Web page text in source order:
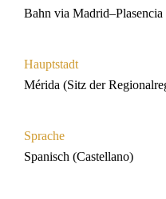
Bahn via
Hauptstadt
Mérida (Sitz der
Sprache
Spanisch (Castellano)